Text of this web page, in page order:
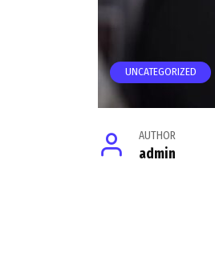
UNCATEGORIZED
AUTHOR
admin